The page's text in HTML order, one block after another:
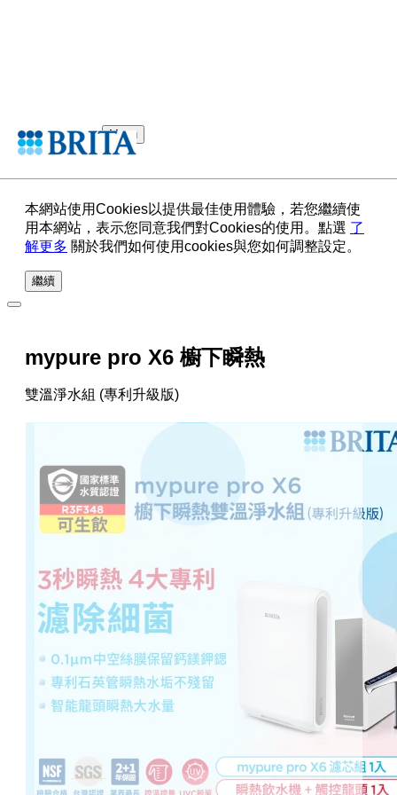
本網站使用Cookies以提供最佳使用體驗，若您繼續使
用本網站，表示您同意我們對Cookies的使用。點選 了
解更多 關於我們如何使用cookies與您如何調整設定。
繼續
Menu
mypure pro X6 櫥下瞬熱
雙溫淨水組 (專利升級版)